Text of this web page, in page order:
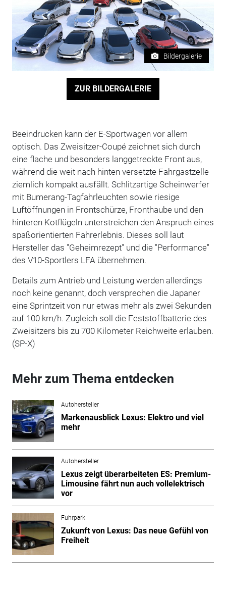
Bildergalerie
ZUR BILDERGALERIE
Beeindrucken kann der E-Sportwagen vor allem
optisch. Das Zweisitzer-Coupé zeichnet sich durch
eine flache und besonders langgetreckte Front aus,
während die weit nach hinten versetzte Fahrgastzelle
ziemlich kompakt ausfällt. Schlitzartige Scheinwerfer
mit Bumerang-Tagfahrleuchten sowie riesige
Luftöffnungen in Frontschürze, Fronthaube und den
hinteren Kotflügeln unterstreichen den Anspruch eines
spaßorientierten Fahrerlebnis. Dieses soll laut
Hersteller das "Geheimrezept" und die "Performance"
des V10-Sportlers LFA übernehmen.
Details zum Antrieb und Leistung werden allerdings
noch keine genannt, doch versprechen die Japaner
eine Sprintzeit von nur etwas mehr als zwei Sekunden
auf 100 km/h. Zugleich soll die Feststoffbatterie des
Zweisitzers bis zu 700 Kilometer Reichweite erlauben.
(SP-X)
Mehr zum Thema entdecken
Autohersteller
Markenausblick Lexus: Elektro und viel
mehr
Autohersteller
Lexus zeigt überarbeiteten ES: Premium-
Limousine fährt nun auch vollelektrisch
vor
Fuhrpark
Zukunft von Lexus: Das neue Gefühl von
Freiheit